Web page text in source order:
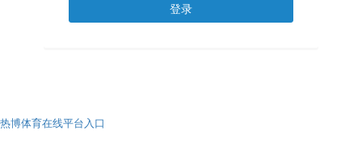
登录
热博体育在线平台入口